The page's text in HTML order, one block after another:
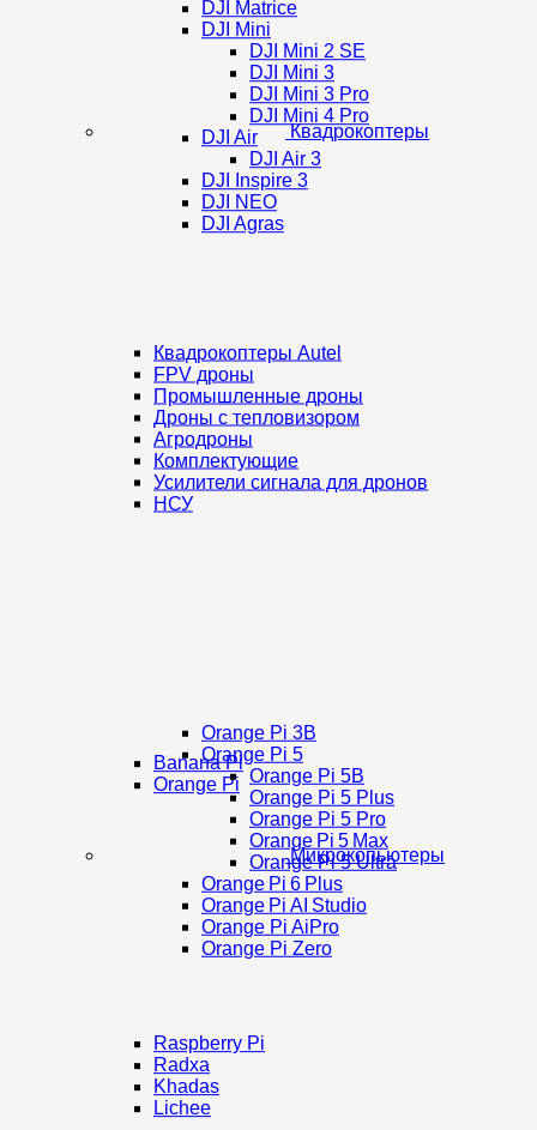
Квадрокоптеры
DJI Matrice
DJI Mini
DJI Mini 2 SE
DJI Mini 3
DJI Mini 3 Pro
DJI Mini 4 Pro
DJI Air
DJI Air 3
DJI Inspire 3
DJI NEO
DJI Agras
Квадрокоптеры Autel
FPV дроны
Промышленные дроны
Дроны с тепловизором
Агродроны
Комплектующие
Усилители сигнала для дронов
НСУ
Микрокопьютеры
Banana Pi
Orange Pi
Orange Pi 3B
Orange Pi 5
Orange Pi 5B
Orange Pi 5 Plus
Orange Pi 5 Pro
Orange Pi 5 Max
Orange Pi 5 Ultra
Orange Pi 6 Plus
Orange Pi AI Studio
Orange Pi AiPro
Orange Pi Zero
Raspberry Pi
Radxa
Khadas
Lichee